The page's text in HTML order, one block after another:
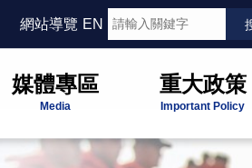
網站導覽 EN
媒體專區
Media
重大政策
Important Policy